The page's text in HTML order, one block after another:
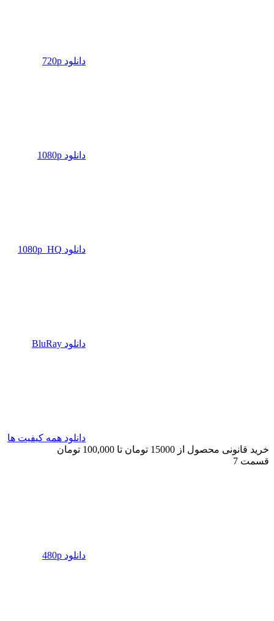
دانلود 720p
دانلود 1080p
دانلود 1080p_HQ
دانلود BluRay
دانلود همه کیفیت ها
خرید قانونی محصول از 15000 تومان تا 100,000 تومان
قسمت 7
دانلود 480p